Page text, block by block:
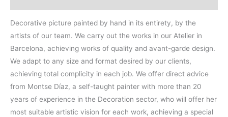
Decorative picture painted by hand in its entirety, by the
artists of our team. We carry out the works in our Atelier in
Barcelona, achieving works of quality and avant-garde design.
We adapt to any size and format desired by our clients,
achieving total complicity in each job. We offer direct advice
from Montse Díaz, a self-taught painter with more than 20
years of experience in the Decoration sector, who will offer her
most suitable artistic vision for each work, achieving a special